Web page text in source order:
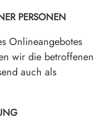
PERSONEN
Onlineangebotes
wir die betroffenen
auch als